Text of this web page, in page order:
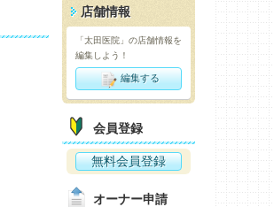
店舗情報
「太田医院」の店舗情報を
編集しよう！
編集する
会員登録
無料会員登録
オーナー申請